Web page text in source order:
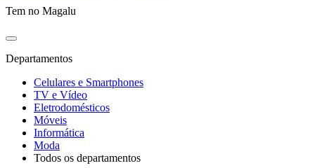
Tem no Magalu
Departamentos
Celulares e Smartphones
TV e Vídeo
Eletrodomésticos
Móveis
Informática
Moda
Todos os departamentos